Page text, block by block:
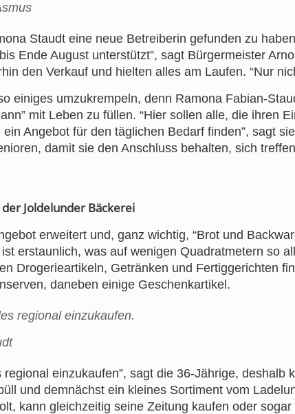
Staudt eine neue Betreiberin gefunden zu
Ende August unterstützt”, sagt Bürgermeister
den Verkauf und hielten alles am Laufen. “Nur
einiges umzukrempeln, denn Ramona Fabian-
mit Leben zu füllen. “Hier sollen alle, die ihren
Angebot für den täglichen Bedarf finden”, sagt
damit sie den Anschluss behalten, sich
Joldelunder Bäckerei
erweitert und, ganz wichtig, “Brot und
erstaunlich, was auf wenigen Quadratmetern so
Drogerieartikeln, Getränken und Fertiggerichten
daneben einige Geschenkartikel.
regional einzukaufen.
regional einzukaufen”, sagt die 36-Jährige, deshalb
und demnächst ein kleines Sortiment vom
kann gleichzeitig seine Zeitung kaufen oder